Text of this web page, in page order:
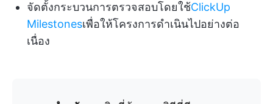
จัดตั้งกระบวนการตรวจสอบโดยใช้ClickUp
Milestonesเพื่อให้โครงการดำเนินไปอย่างต่อ
เนื่อง